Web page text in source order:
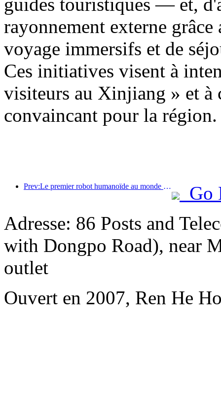
rayonnement externe
voyage immersifs et de
Ces initiatives visent à
visiteurs au Xinjiang » et à
convaincant pour la région.
Prev:Le premier robot humanoïde au monde dédié aux services de restauration multi-scénarios a été dévoilé.
Go
Adresse: 86 Posts and
with Dongpo Road), near
outlet
Ouvert en 2007, Ren He